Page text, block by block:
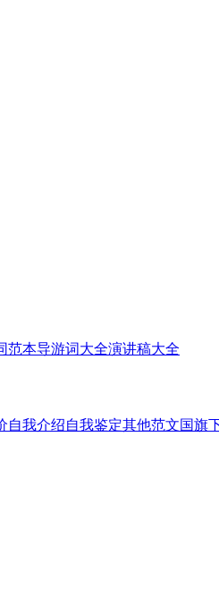
范本导游词大全演讲稿大全
自我介绍自我鉴定其他范文国旗